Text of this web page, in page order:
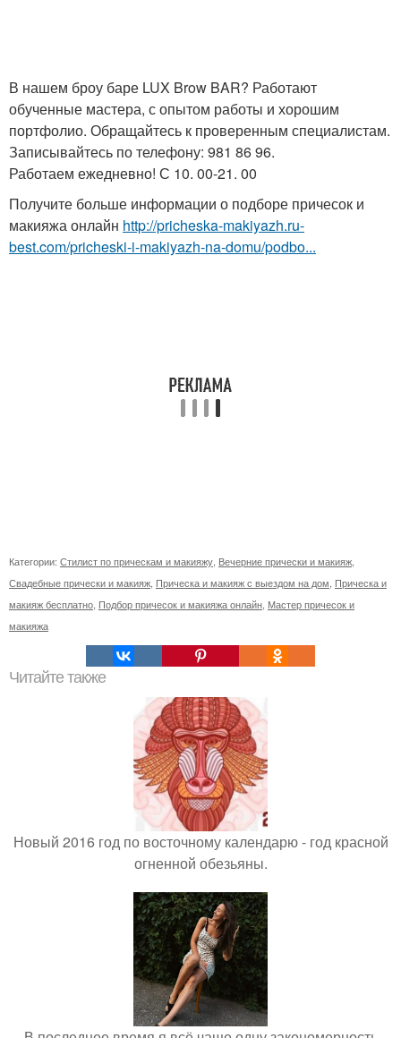
В нашем броу баре LUX Brow BAR? Работают
обученные мастера, с опытом работы и хорошим
портфолио. Обращайтесь к проверенным специалистам.
Записывайтесь по телефону: 981 86 96.
Работаем ежедневно! С 10. 00-21. 00
Получите больше информации о подборе причесок и
макияжа онлайн http://pricheska-makiyazh.ru-
best.com/pricheski-i-makiyazh-na-domu/podbo...
Категории: Стилист по прическам и макияжу Вечерние прически и макияж
Свадебные прически и макияж Прическа и макияж с выездом на дом Прическа и
макияж бесплатно Подбор причесок и макияжа онлайн Мастер причесок и
макияжа
Читайте также
Новый 2016 год по восточному календарю - год красной
огненной обезьяны.